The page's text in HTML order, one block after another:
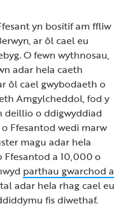
yn bositif am ffliw
ar ôl cael eu
O fewn wythnosau,
adar hela caeth
ôl cael gwybodaeth o
Amgylcheddol, fod y
deillio o ddigwyddiad
Ffesantod wedi marw
magu adar hela
Ffesantod a 10,000 o
parthau gwarchod a
adar hela rhag cael eu
fis diwethaf.